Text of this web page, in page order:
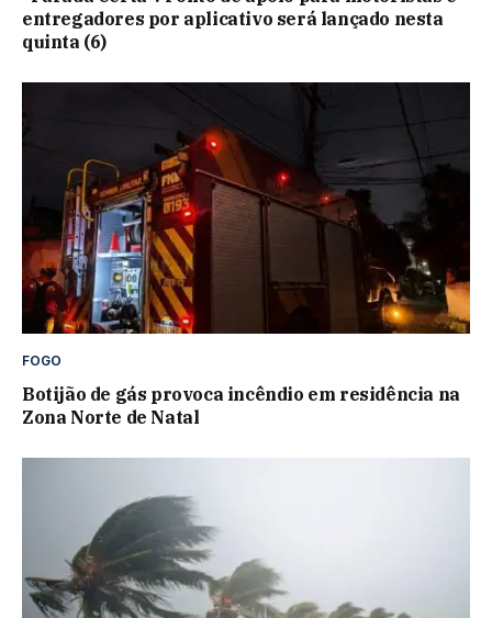
entregadores por aplicativo será lançado nesta
quinta (6)
FOGO
Botijão de gás provoca incêndio em residência na
Zona Norte de Natal